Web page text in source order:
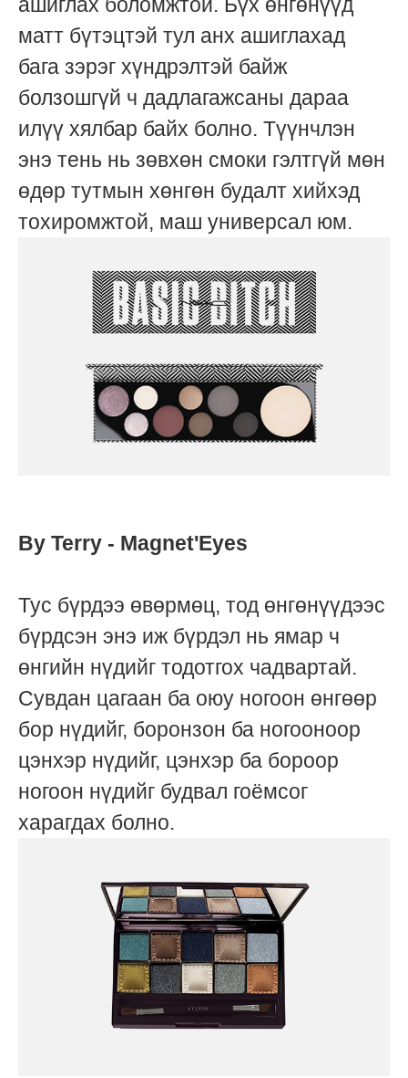
матт бүтэцтэй тул анх ашиглахад
бага зэрэг хүндрэлтэй байж
болзошгүй ч дадлагажсаны дараа
илүү хялбар байх болно. Түүнчлэн
энэ тень нь зөвхөн смоки гэлтгүй мөн
өдөр тутмын хөнгөн будалт хийхэд
тохиромжтой, маш универсал юм.
By Terry - Magnet'Eyes
Тус бүрдээ өвөрмөц, тод өнгөнүүдээс
бүрдсэн энэ иж бүрдэл нь ямар ч
өнгийн нүдийг тодотгох чадвартай.
Сувдан цагаан ба оюу ногоон өнгөөр
бор нүдийг, боронзон ба ногооноор
цэнхэр нүдийг, цэнхэр ба бороор
ногоон нүдийг будвал гоёмсог
харагдах болно.